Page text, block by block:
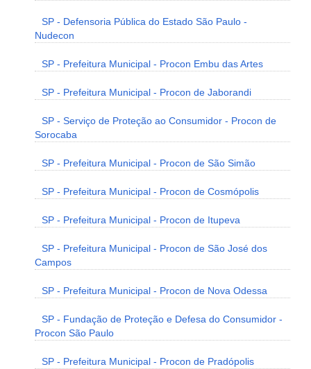
SP - Defensoria Pública do Estado São Paulo -
Nudecon
SP - Prefeitura Municipal - Procon Embu das Artes
SP - Prefeitura Municipal - Procon de Jaborandi
SP - Serviço de Proteção ao Consumidor - Procon de
Sorocaba
SP - Prefeitura Municipal - Procon de São Simão
SP - Prefeitura Municipal - Procon de Cosmópolis
SP - Prefeitura Municipal - Procon de Itupeva
SP - Prefeitura Municipal - Procon de São José dos
Campos
SP - Prefeitura Municipal - Procon de Nova Odessa
SP - Fundação de Proteção e Defesa do Consumidor -
Procon São Paulo
SP - Prefeitura Municipal - Procon de Pradópolis